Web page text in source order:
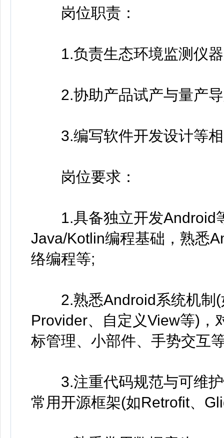
岗位职责：
1.负责生态环境监测仪器
2.协助产品试产与量产导
3.编写软件开发设计等相
岗位要求：
1.具备独立开发Android
Java/Kotlin编程基础，熟悉
络编程等;
2.熟悉Android系统机制(
Provider、自定义View等)，
标管理、小部件、手势交互
3.注重代码规范与可维护
常用开源框架(如Retrofit、